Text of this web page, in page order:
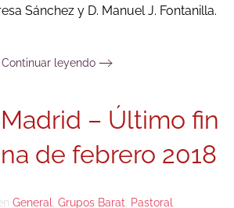
Sánchez y D. Manuel J. Fontanilla.
Continuar leyendo
– Último fin
de febrero 2018
General Grupos Barat Pastoral